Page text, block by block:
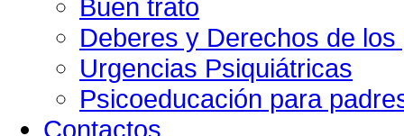
Buen trato
Deberes y Derechos de los
Urgencias Psiquiátricas
Psicoeducación para
Contactos